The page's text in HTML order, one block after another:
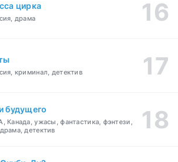
цирка
драма
криминал, детектив
будущего
Канада, ужасы, фантастика, фэнтези,
детектив